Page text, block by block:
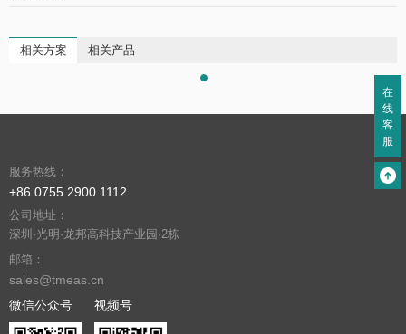
相关方案 相关产品
服务热线：
+86 0755 2900 1112
公司地址：
深圳·光明·龙邦高科技产业园·2栋
邮箱：
sales@tmeas.cn
微信公众号 视频号
在
线
客
服